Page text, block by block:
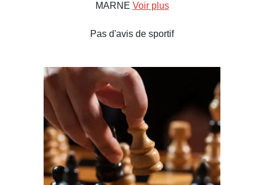
MARNE Voir plus
Pas d'avis de sportif